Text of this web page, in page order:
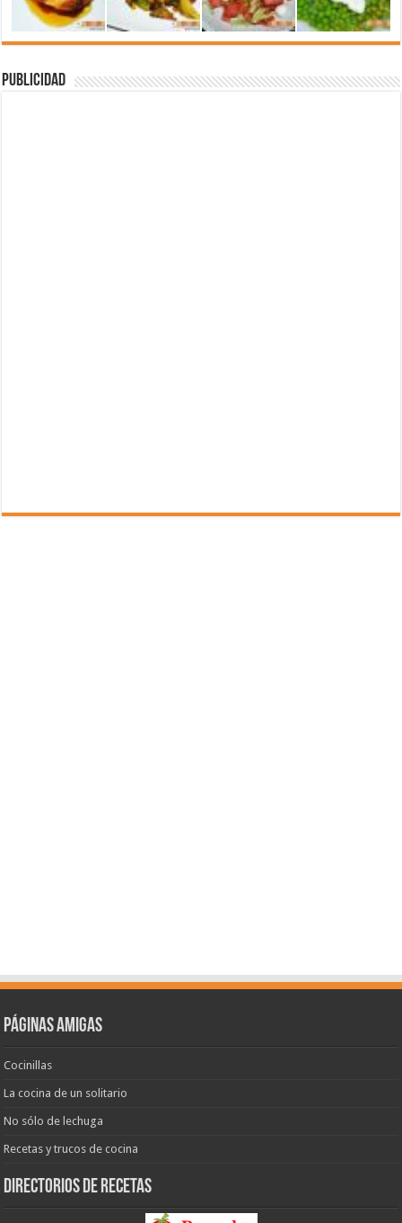
Publicidad
Páginas amigas
Cocinillas
La cocina de un solitario
No sólo de lechuga
Recetas y trucos de cocina
Directorios de recetas